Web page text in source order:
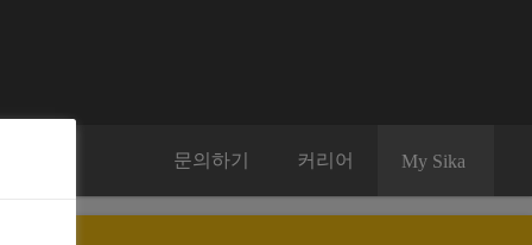
문의하기 커리어 My Sika